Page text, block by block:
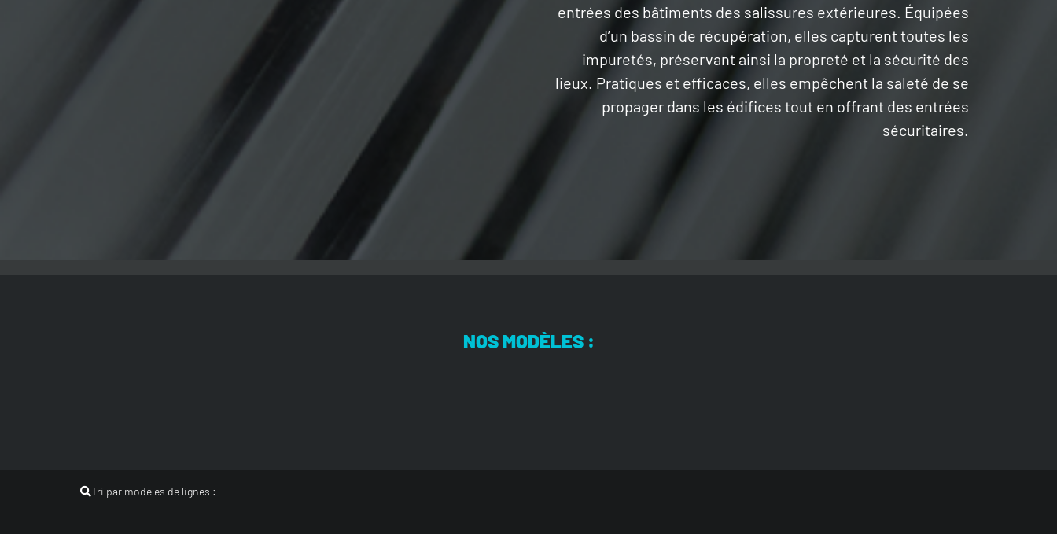
entrées des bâtiments des salissures extérieures. Équipées
d’un bassin de récupération, elles capturent toutes les
impuretés, préservant ainsi la propreté et la sécurité des
lieux. Pratiques et efficaces, elles empêchent la saleté de se
propager dans les édifices tout en offrant des entrées
sécuritaires.
NOS MODÈLES :
Tri par modèles de lignes :